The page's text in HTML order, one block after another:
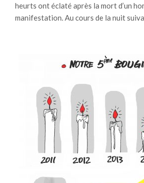
heurts ont éclaté après la mort d’un
manifestation. Au cours de la nuit